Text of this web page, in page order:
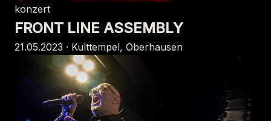
konzert
FRONT LINE ASSEMBLY
21.05.2023 · Kulttempel, Oberhausen